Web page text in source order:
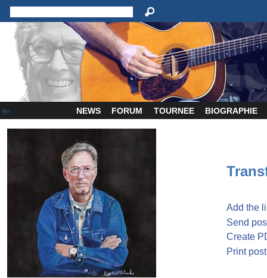
NEWS FORUM TOURNEE BIOGRAPHIE
Add the
Send
Create
Print post